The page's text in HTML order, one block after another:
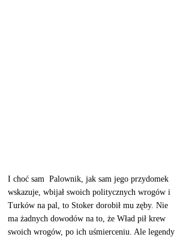
I choć sam  Palownik, jak sam jego przydomek
wskazuje, wbijał swoich politycznych wrogów i
Turków na pal, to Stoker dorobił mu zęby. Nie
ma żadnych dowodów na to, że Wład pił krew
swoich wrogów, po ich uśmierceniu. Ale legendy